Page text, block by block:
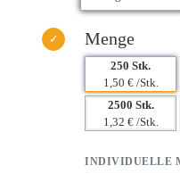
Menge
250 Stk.
1,50 € /Stk.
2500 Stk.
1,32 € /Stk.
INDIVIDUELLE